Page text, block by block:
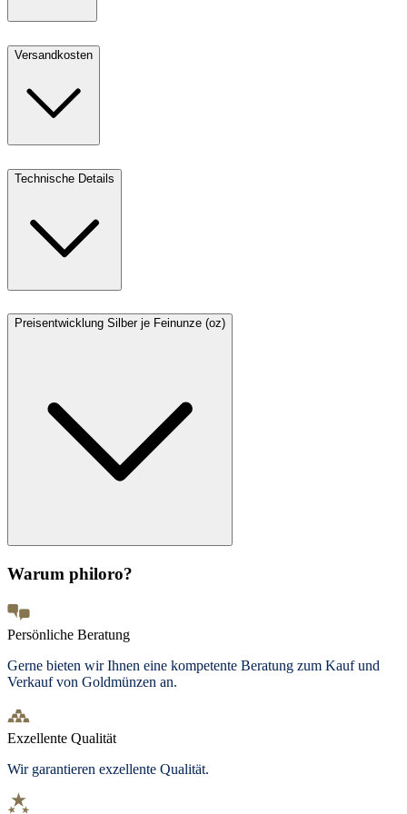
Versandkosten
Technische Details
Preisentwicklung Silber je Feinunze (oz)
Warum philoro?
Persönliche Beratung
Gerne bieten wir Ihnen eine kompetente Beratung zum Kauf und
Verkauf von Goldmünzen an.
Exzellente Qualität
Wir garantieren exzellente Qualität.